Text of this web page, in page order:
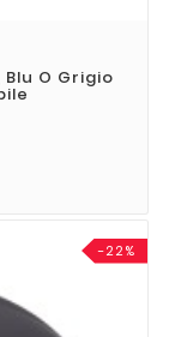
O Grigio
-22%